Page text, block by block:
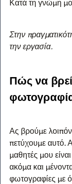
Κατά τη γνώμη
Στην
την εργασία.
Πώς να
Ας βρούμε
πετύχουμε αυτό.
μαθητές μου
ακόμα και
φωτογραφίες με